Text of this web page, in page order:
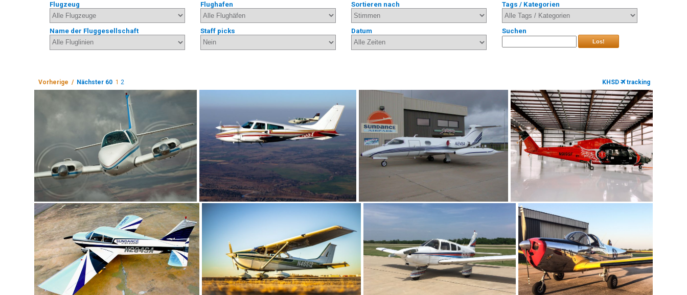
Flugzeug Flughafen Sortieren nach Tags / Kategorien
Name der Fluggesellschaft Staff picks Datum Suchen
Los!
Vorherige / Nächster 60 1 2 KHSD tracking